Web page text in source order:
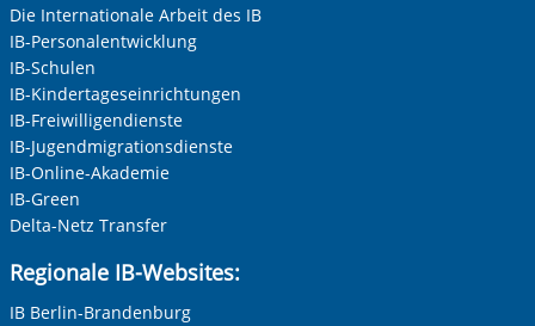
Die Internationale Arbeit des IB
IB-Personalentwicklung
IB-Schulen
IB-Kindertageseinrichtungen
IB-Freiwilligendienste
IB-Jugendmigrationsdienste
IB-Online-Akademie
IB-Green
Delta-Netz Transfer
Regionale IB-Websites:
IB Berlin-Brandenburg